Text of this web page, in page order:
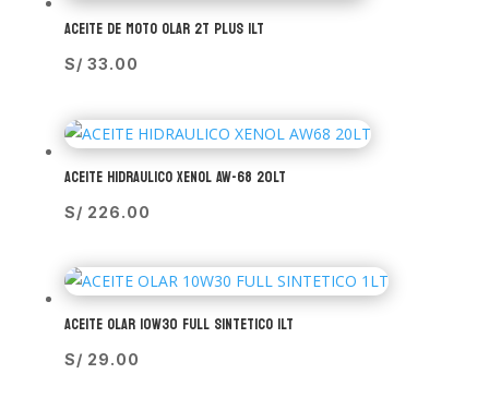
ACEITE DE MOTO OLAR 2T PLUS 1LT
S/ 33.00
ACEITE HIDRAULICO XENOL AW-68 20LT
S/ 226.00
ACEITE OLAR 10W30 FULL SINTETICO 1LT
S/ 29.00